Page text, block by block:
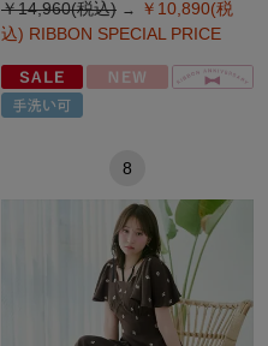
￥14,960(税込)
￥10,890(税
込) RIBBON SPECIAL PRICE
8